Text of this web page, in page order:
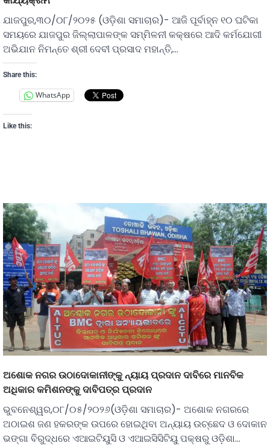
ଯାଜପୁର,୩୦/୦୮/୨୦୨୫ (ଓଡ଼ିଶା ସମାଚାର)- ଆଜି ପୂର୍ବାହ୍ନ ୧୦ ଘଟିକା
ସମୟରେ ଯାଜପୁର ଜିଲ୍ଲାପାଳଙ୍କ ସମ୍ମିଳନୀ କକ୍ଷରେ ଆଦି କର୍ମଯୋଗୀ
ଅଭିଯାନ ନିମନ୍ତେ ଶ୍ରୀ ଦେବୀ ପ୍ରସାଦ ମହାନ୍ତି,…
Share this:
WhatsApp
Like this:
ଅଶୋକ ନଗର ଉଠାଦୋକାନୀଙ୍କୁ ନ୍ୟାୟ ପ୍ରଦାନ ଦାବିରେ ମାନବିକ
ଅଧିକାର କମିଶନଙ୍କୁ ଦାବିପତ୍ର ପ୍ରଦାନ
ଭୁବନେଶ୍ୱର,୦୮/୦୫/୨୦୨୬(ଓଡ଼ିଶା ସମାଚାର)- ଅଶୋକ ନଗରରେ
ଅଠାଇଶ ଜଣ ହକରଙ୍କ ଉପରେ ହୋଇଥିବା ଅନ୍ୟାୟ ଉଚ୍ଛେଦ ଓ ଦୋକାନ
ଭଙ୍ଗା ବିରୁଦ୍ଧରେ ଏଆଇଟିୟୁସି ଓ ଏଆଇସିସିଟିୟୁ ପକ୍ଷରୁ ଓଡ଼ିଶା…